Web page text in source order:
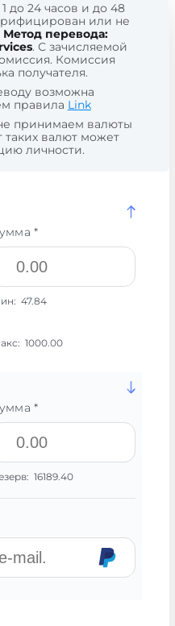
до 24 часов и до 48
или не
Метод перевода:
. С зачисляемой
Комиссия
получателя.
возможна
правила Link
принимаем валюты
таких валют может
личности.
*
47.84
1000.00
*
16189.40